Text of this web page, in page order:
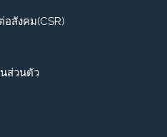
สังคม(CSR)
ส่วนตัว